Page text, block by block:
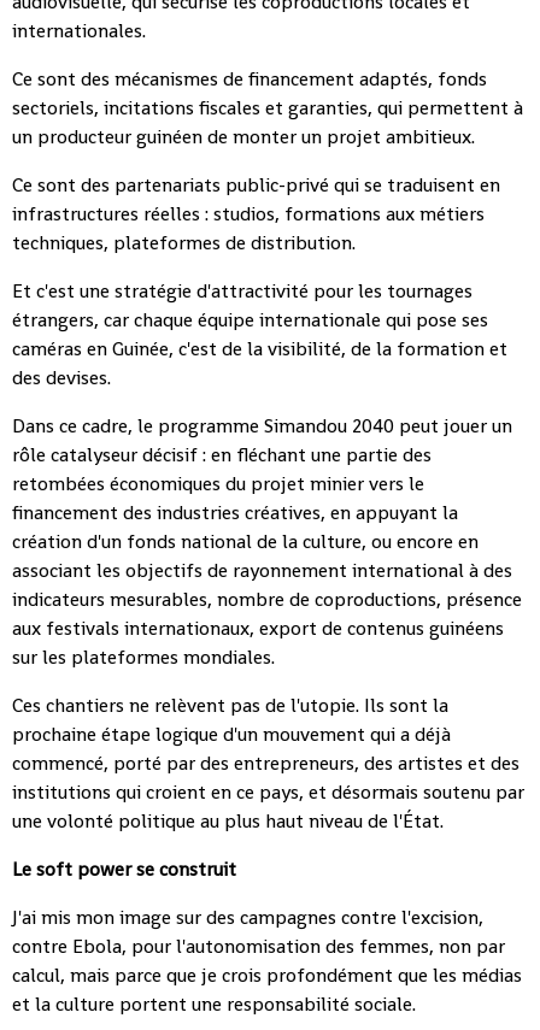
internationales.
Ce sont des mécanismes de financement adaptés, fonds
sectoriels, incitations fiscales et garanties, qui permettent à
un producteur guinéen de monter un projet ambitieux.
Ce sont des partenariats public-privé qui se traduisent en
infrastructures réelles : studios, formations aux métiers
techniques, plateformes de distribution.
Et c'est une stratégie d'attractivité pour les tournages
étrangers, car chaque équipe internationale qui pose ses
caméras en Guinée, c'est de la visibilité, de la formation et
des devises.
Dans ce cadre, le programme Simandou 2040 peut jouer un
rôle catalyseur décisif : en fléchant une partie des
retombées économiques du projet minier vers le
financement des industries créatives, en appuyant la
création d'un fonds national de la culture, ou encore en
associant les objectifs de rayonnement international à des
indicateurs mesurables, nombre de coproductions, présence
aux festivals internationaux, export de contenus guinéens
sur les plateformes mondiales.
Ces chantiers ne relèvent pas de l'utopie. Ils sont la
prochaine étape logique d'un mouvement qui a déjà
commencé, porté par des entrepreneurs, des artistes et des
institutions qui croient en ce pays, et désormais soutenu par
une volonté politique au plus haut niveau de l'État.
Le soft power se construit
J'ai mis mon image sur des campagnes contre l'excision,
contre Ebola, pour l'autonomisation des femmes, non par
calcul, mais parce que je crois profondément que les médias
et la culture portent une responsabilité sociale.